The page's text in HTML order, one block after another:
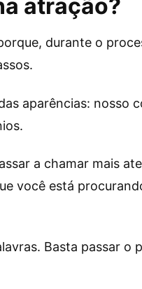
atração?
durante o
aparências: nosso
a chamar mais
você está
Basta passar o